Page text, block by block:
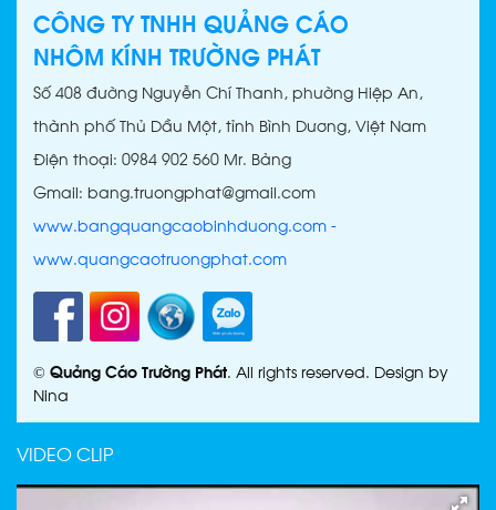
LED MATRIX BÌNH DƯƠNG
LED MA TRẬN BÀU BÀNG
CÔNG TY TNHH QUẢNG CÁO
NHÔM KÍNH TRƯỜNG PHÁT
Số 408 đường Nguyễn Chí Thanh, phường Hiệp An,
thành phố Thủ Dầu Một, tỉnh Bình Dương, Việt Nam
Điện thoại: 0984 902 560 Mr. Bảng
Gmail: bang.truongphat@gmail.com
www.bangquangcaobinhduong.com -
www.quangcaotruongphat.com
© Quảng Cáo Trường Phát. All rights reserved. Design by
Nina
VIDEO CLIP